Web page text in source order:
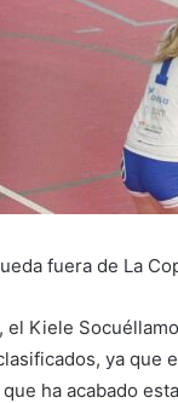
fuera de La
el Kiele
ya que
ha acabado